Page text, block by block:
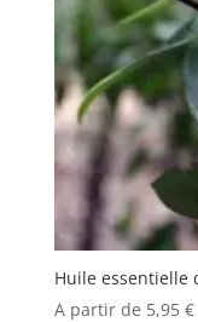
Huile essentielle
A partir de 5,95 €